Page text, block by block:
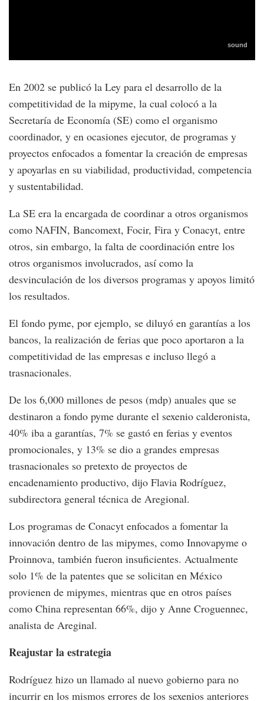
En 2002 se publicó la Ley para el desarrollo de la
competitividad de la mipyme, la cual colocó a la
Secretaría de Economía (SE) como el organismo
coordinador, y en ocasiones ejecutor, de programas y
proyectos enfocados a fomentar la creación de empresas
y apoyarlas en su viabilidad, productividad, competencia
y sustentabilidad.
La SE era la encargada de coordinar a otros organismos
como NAFIN, Bancomext, Focir, Fira y Conacyt, entre
otros, sin embargo, la falta de coordinación entre los
otros organismos involucrados, así como la
desvinculación de los diversos programas y apoyos limitó
los resultados.
El fondo pyme, por ejemplo, se diluyó en garantías a los
bancos, la realización de ferias que poco aportaron a la
competitividad de las empresas e incluso llegó a
trasnacionales.
De los 6,000 millones de pesos (mdp) anuales que se
destinaron a fondo pyme durante el sexenio calderonista,
40% iba a garantías, 7% se gastó en ferias y eventos
promocionales, y 13% se dio a grandes empresas
trasnacionales so pretexto de proyectos de
encadenamiento productivo, dijo Flavia Rodríguez,
subdirectora general técnica de Aregional.
Los programas de Conacyt enfocados a fomentar la
innovación dentro de las mipymes, como Innovapyme o
Proinnova, también fueron insuficientes. Actualmente
solo 1% de la patentes que se solicitan en México
provienen de mipymes, mientras que en otros países
como China representan 66%, dijo y Anne Croguennec,
analista de Areginal.
Reajustar la estrategia
Rodríguez hizo un llamado al nuevo gobierno para no
incurrir en los mismos errores de los sexenios anteriores